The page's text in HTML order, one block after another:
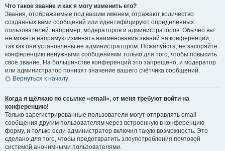
Что такое звание и как я могу изменить его?
Звания, отображаемые под вашим именем, отражают количество
созданных вами сообщений или идентифицируют определённых
пользователей: например, модераторов и администраторов. Обычно вы
не можете напрямую изменять наименования званий на конференции,
так как они установлены её администратором. Пожалуйста, не засоряйте
конференцию ненужными сообщениями только для того, чтобы повысить
своё звание. На большинстве конференций это запрещено, и модератор
или администратор понизят значение вашего счётчика сообщений.
Вернуться к началу
Когда я щёлкаю по ссылке «email», от меня требуют войти на
конференцию!
Только зарегистрированные пользователи могут отправлять email-
сообщения другим пользователям через встроенную в конференцию
форму, и только если администратор включил такую возможность. Это
сделано для того, чтобы предотвратить злоупотребления почтовой
системой анонимными пользователями.